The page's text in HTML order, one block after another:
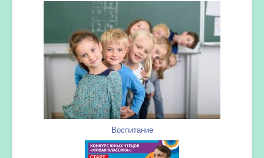
Воспитание